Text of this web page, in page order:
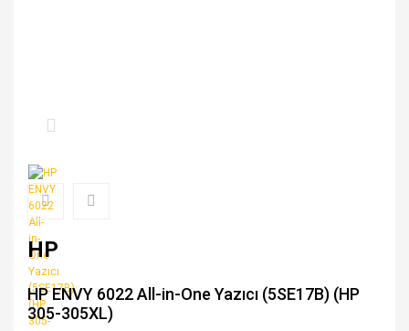
HP
HP ENVY 6022 All-in-One Yazıcı (5SE17B) (HP
305-305XL)